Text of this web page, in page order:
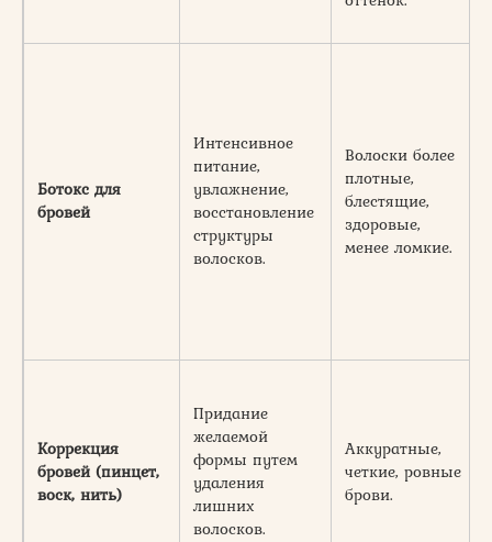
Ботокс для
бровей
Интенсивное
питание,
увлажнение,
восстановление
структуры
волосков.
Волоски более
плотные,
блестящие,
здоровые,
менее ломкие.
Коррекция
бровей (пинцет,
воск, нить)
Придание
желаемой
формы путем
удаления
лишних
волосков.
Аккуратные,
четкие, ровные
брови.